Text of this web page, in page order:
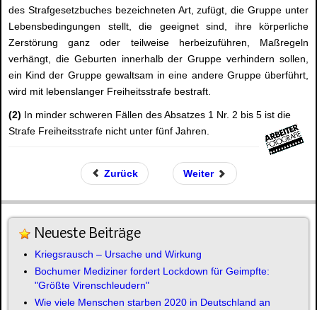
des Strafgesetzbuches bezeichneten Art, zufügt, die Gruppe unter
Lebensbedingungen stellt, die geeignet sind, ihre körperliche
Zerstörung ganz oder teilweise herbeizuführen, Maßregeln
verhängt, die Geburten innerhalb der Gruppe verhindern sollen,
ein Kind der Gruppe gewaltsam in eine andere Gruppe überführt,
wird mit lebenslanger Freiheitsstrafe bestraft.
(2) In minder schweren Fällen des Absatzes 1 Nr. 2 bis 5 ist die
Strafe Freiheitsstrafe nicht unter fünf Jahren.
Zurück Weiter
Neueste Beiträge
Kriegsrausch – Ursache und Wirkung
Bochumer Mediziner fordert Lockdown für Geimpfte:
"Größte Virenschleudern"
Wie viele Menschen starben 2020 in Deutschland an